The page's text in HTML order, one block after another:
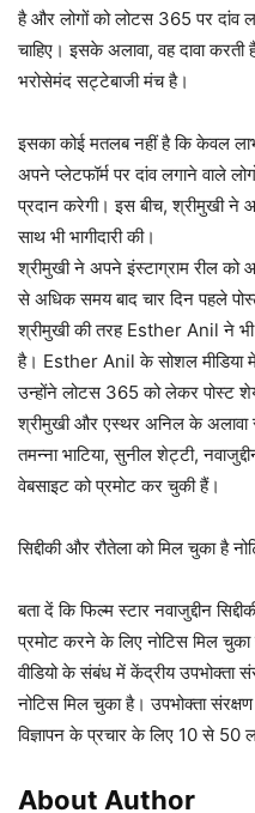
है और लोगों को लोटस 365 पर दांव
चाहिए। इसके अलावा, वह दावा
भरोसेमंद सट्टेबाजी मंच है।
इसका कोई मतलब नहीं है कि केवल
अपने प्लेटफॉर्म पर दांव लगाने वाले
प्रदान करेगी। इस बीच, श्रीमुखी
साथ भी भागीदारी की।
श्रीमुखी ने अपने इंस्टाग्राम रील को
से अधिक समय बाद चार दिन पहले
श्रीमुखी की तरह Esther Anil ने भी
है। Esther Anil के सोशल मीडिया
उन्होंने लोटस 365 को लेकर पोस्ट
श्रीमुखी और एस्थर अनिल के अलावा
तमन्ना भाटिया, सुनील शेट्टी,
वेबसाइट को प्रमोट कर चुकी हैं।
सिद्दीकी और रौतेला को मिल चुका है
बता दें कि फिल्म स्टार नवाजुद्दीन
प्रमोट करने के लिए नोटिस मिल
वीडियो के संबंध में केंद्रीय उपभोक्ता
नोटिस मिल चुका है। उपभोक्ता
विज्ञापन के प्रचार के लिए 10 से 50
About Author